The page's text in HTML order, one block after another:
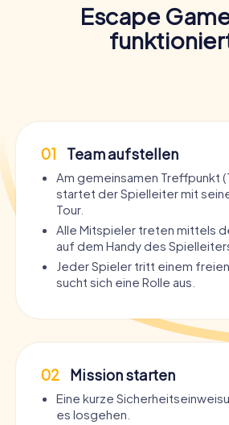
Escape
01 Team aufstellen
Am gemeinsamen Treffpunkt
startet der Spielleiter mit
Tour.
Alle Mitspieler treten mittels
auf dem Handy des
Jeder Spieler tritt einem
sucht sich eine Rolle aus.
02 Mission starten
Eine kurze
es losgehen.